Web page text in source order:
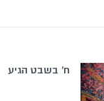
ח' בשבט הגיע